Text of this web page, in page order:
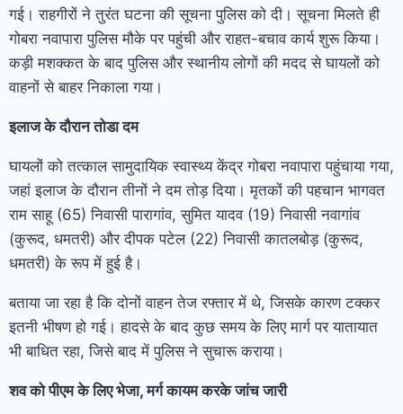
गई। राहगीरों ने तुरंत घटना की सूचना पुलिस को दी। सूचना मिलते ही
गोबरा नवापारा पुलिस मौके पर पहुंची और राहत-बचाव कार्य शुरू किया।
कड़ी मशक्कत के बाद पुलिस और स्थानीय लोगों की मदद से घायलों को
वाहनों से बाहर निकाला गया।
इलाज के दौरान तोडा दम
घायलों को तत्काल सामुदायिक स्वास्थ्य केंद्र गोबरा नवापारा पहुंचाया गया,
जहां इलाज के दौरान तीनों ने दम तोड़ दिया। मृतकों की पहचान भागवत
राम साहू (65) निवासी पारागांव, सुमित यादव (19) निवासी नवागांव
(कुरूद, धमतरी) और दीपक पटेल (22) निवासी कातलबोड़ (कुरूद,
धमतरी) के रूप में हुई है।
बताया जा रहा है कि दोनों वाहन तेज रफ्तार में थे, जिसके कारण टक्कर
इतनी भीषण हो गई। हादसे के बाद कुछ समय के लिए मार्ग पर यातायात
भी बाधित रहा, जिसे बाद में पुलिस ने सुचारू कराया।
शव को पीएम के लिए भेजा, मर्ग कायम करके जांच जारी